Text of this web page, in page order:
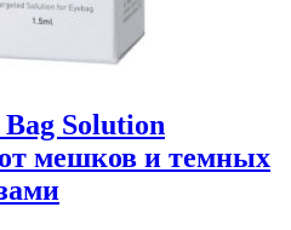
Solution
мешков и темных